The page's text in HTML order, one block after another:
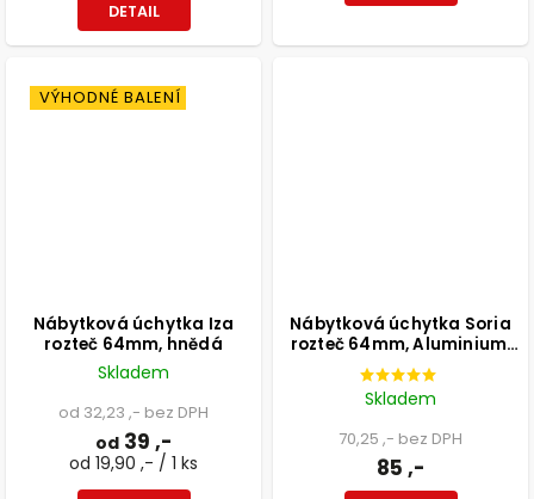
DETAIL
VÝHODNÉ BALENÍ
Nábytková úchytka Iza
rozteč 64mm, hnědá
Skladem
od 32,23 ,- bez DPH
od 39 ,-
od 19,90 ,- / 1 ks
Nábytková úchytka Soria
rozteč 64mm, Aluminium,
matný chrom
Skladem
70,25 ,- bez DPH
85 ,-